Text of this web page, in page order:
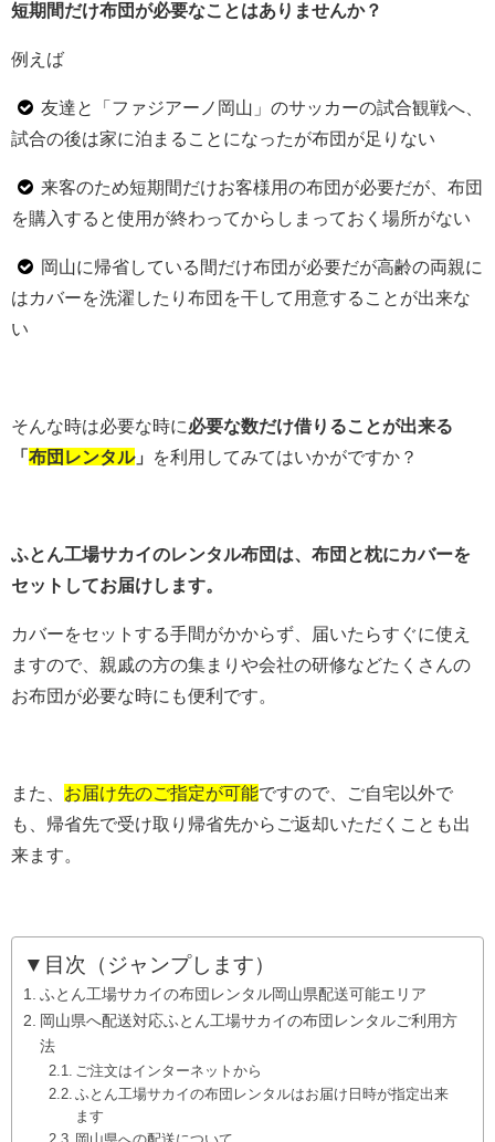
短期間だけ布団が必要なことはありませんか？
例えば
友達と「ファジアーノ岡山」のサッカーの試合観戦へ、
試合の後は家に泊まることになったが布団が足りない
来客のため短期間だけお客様用の布団が必要だが、布団
を購入すると使用が終わってからしまっておく場所がない
岡山に帰省している間だけ布団が必要だが高齢の両親に
はカバーを洗濯したり布団を干して用意することが出来な
い
そんな時は必要な時に必要な数だけ借りることが出来る
「 布団レンタル」 を利用してみてはいかがですか？
ふとん工場サカイのレンタル布団は、布団と枕にカバーを
セットしてお届けします。
カバーをセットする手間がかからず、届いたらすぐに使え
ますので、親戚の方の集まりや会社の研修などたくさんの
お布団が必要な時にも便利です。
また、 お届け先のご指定が可能ですので、ご自宅以外で
も、帰省先で受け取り帰省先からご返却いただくことも出
来ます。
▼目次（ジャンプします）
ふとん工場サカイの布団レンタル岡山県配送可能エリア
岡山県へ配送対応ふとん工場サカイの布団レンタルご利用方
法
ご注文はインターネットから
ふとん工場サカイの布団レンタルはお届け日時が指定出来
ます